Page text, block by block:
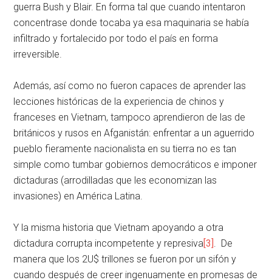
guerra Bush y Blair. En forma tal que cuando intentaron
concentrase donde tocaba ya esa maquinaria se había
infiltrado y fortalecido por todo el país en forma
irreversible.
Además, así como no fueron capaces de aprender las
lecciones históricas de la experiencia de chinos y
franceses en Vietnam, tampoco aprendieron de las de
británicos y rusos en Afganistán: enfrentar a un aguerrido
pueblo fieramente nacionalista en su tierra no es tan
simple como tumbar gobiernos democráticos e imponer
dictaduras (arrodilladas que les economizan las
invasiones) en América Latina.
Y la misma historia que Vietnam apoyando a otra
dictadura corrupta incompetente y represiva[3]
. De
manera que los 2U$ trillones se fueron por un sifón y
cuando después de creer ingenuamente en promesas de